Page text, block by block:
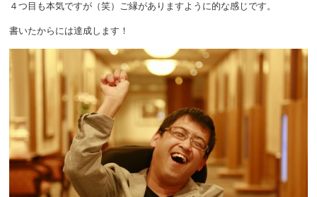
４つ目も本気ですが（笑）ご縁がありますように的な感じです。
書いたからには達成します！